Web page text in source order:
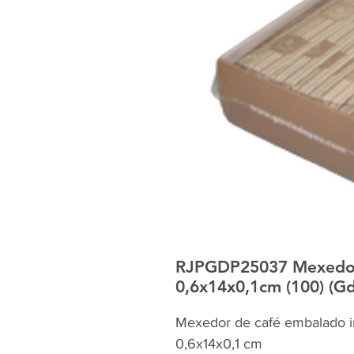
RJPGDP25037
0,6x14x0,1cm (100)
Mexedor de café embalado
0,6x14x0,1 cm